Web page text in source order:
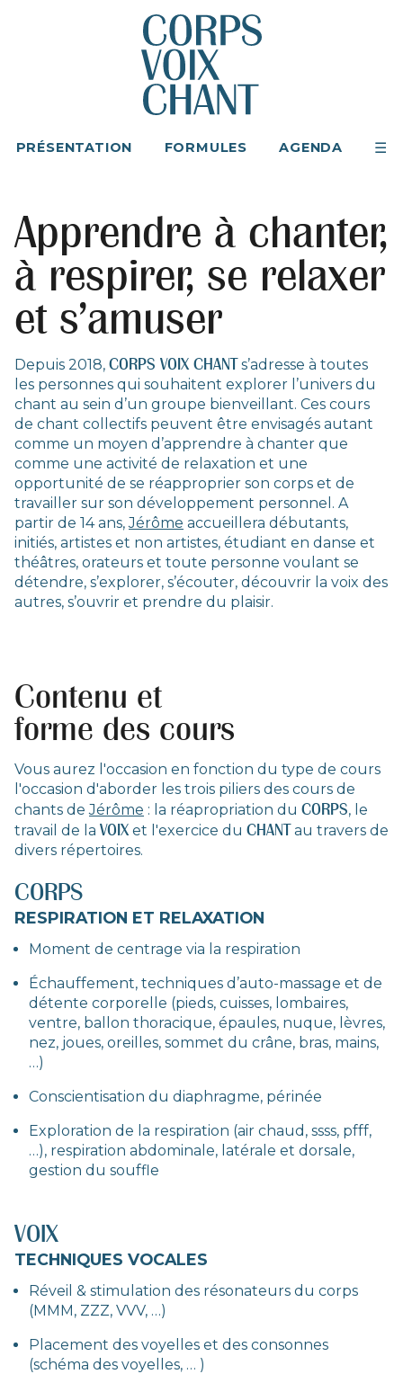
PRÉSENTATION FORMULES AGENDA
Apprendre à chanter,
à respirer, se relaxer
et s’amuser
Depuis 2018, CORPS VOIX CHANTs’adresse à toutes
les personnes qui souhaitent explorer l’univers du
chant au sein d’un groupe bienveillant. Ces cours
de chant collectifs peuvent être envisagés autant
comme un moyen d’apprendre à chanter que
comme une activité de relaxation et une
opportunité de se réapproprier son corps et de
travailler sur son développement personnel. A
partir de 14 ans,Jérôme accueillera débutants,
initiés, artistes et non artistes, étudiant en danse et
théâtres, orateurs et toute personne voulant se
détendre, s’explorer, s’écouter, découvrir la voix des
autres, s’ouvrir et prendre du plaisir.
Contenu et
forme des cours
Vous aurez l'occasion en fonction du type de cours
l'occasion d'aborder les trois piliers des cours de
chants deJérôme : la réapropriation du CORPS, le
travail de la VOIX et l'exercice du CHANTau travers de
divers répertoires.
CORPS
RESPIRATION ET RELAXATION
Moment de centrage via la respiration
Échauffement, techniques d’auto-massage et de
détente corporelle (pieds, cuisses, lombaires,
ventre, ballon thoracique, épaules, nuque, lèvres,
nez, joues, oreilles, sommet du crâne, bras, mains,
…)
Conscientisation du diaphragme, périnée
Exploration de la respiration (air chaud, ssss, pfff,
…), respiration abdominale, latérale et dorsale,
gestion du souffle
VOIX
TECHNIQUES VOCALES
Réveil & stimulation des résonateurs du corps
(MMM, ZZZ, VVV, …)
Placement des voyelles et des consonnes
(schéma des voyelles, … )